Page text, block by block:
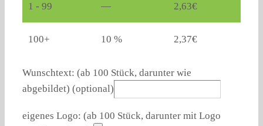
1 - 99 — 2,63€
100+ 10 % 2,37€
Wunschtext: (ab 100 Stück, darunter wie
abgebildet) (optional)
eigenes Logo: (ab 100 Stück, darunter mit Logo